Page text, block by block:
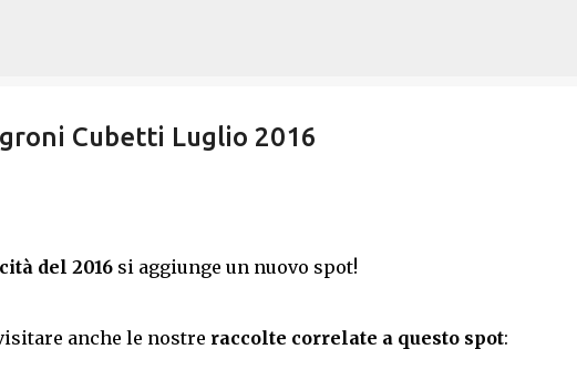
Cubetti Luglio 2016
del 2016si aggiunge un nuovo spot!
anche le nostre raccolte correlate a questo spot: